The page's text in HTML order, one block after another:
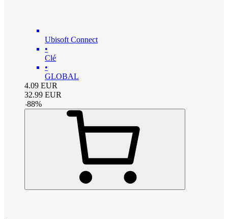
Ubisoft Connect
•
Clé
•
GLOBAL
4.09 EUR
32.99 EUR
-88%